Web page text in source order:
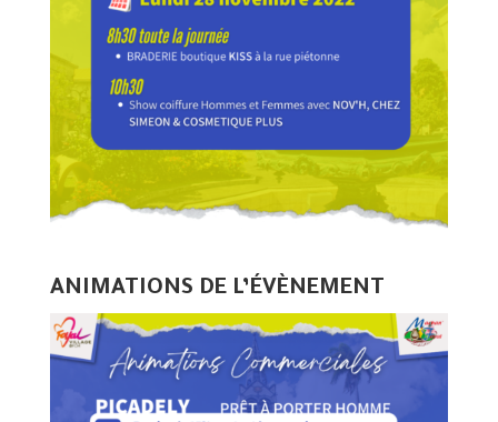
ANIMATIONS DE L’ÉVÈNEMENT